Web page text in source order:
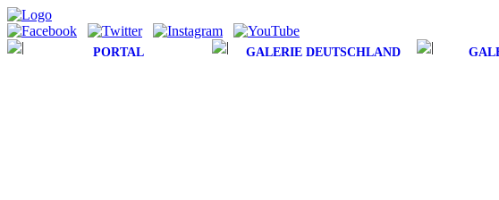
PORTAL GALERIE DEUTSCHLAND